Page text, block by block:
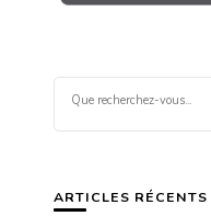
recherchiez
quelque
ARTICLES RÉCENTS